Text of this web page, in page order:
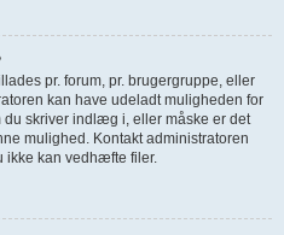
pr. forum, pr. brugergruppe, eller
kan have udeladt muligheden for
skriver indlæg i, eller måske er det
mulighed. Kontakt administratoren
ikke kan vedhæfte filer.